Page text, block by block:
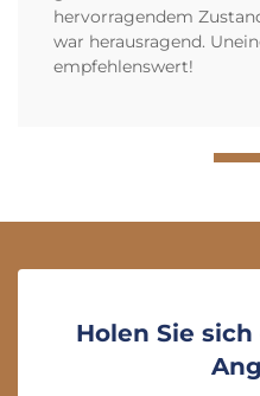
hervorragendem
war herausragend.
empfehlenswert!
Holen Sie